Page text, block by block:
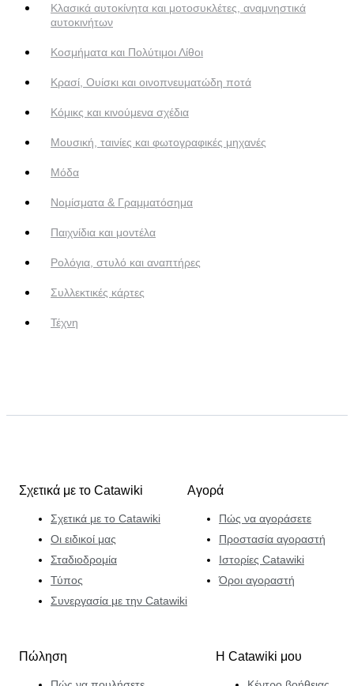
Κλασικά αυτοκίνητα και μοτοσυκλέτες, αναμνηστικά
αυτοκινήτων
Κοσμήματα και Πολύτιμοι Λίθοι
Κρασί, Ουίσκι και οινοπνευματώδη ποτά
Κόμικς και κινούμενα σχέδια
Μουσική, ταινίες και φωτογραφικές μηχανές
Μόδα
Νομίσματα & Γραμματόσημα
Παιχνίδια και μοντέλα
Ρολόγια, στυλό και αναπτήρες
Συλλεκτικές κάρτες
Τέχνη
Σχετικά με το Catawiki
Σχετικά με το Catawiki
Οι ειδικοί μας
Σταδιοδρομία
Τύπος
Συνεργασία με την Catawiki
Αγορά
Πώς να αγοράσετε
Προστασία αγοραστή
Ιστορίες Catawiki
Όροι αγοραστή
Πώληση Η Catawiki μου